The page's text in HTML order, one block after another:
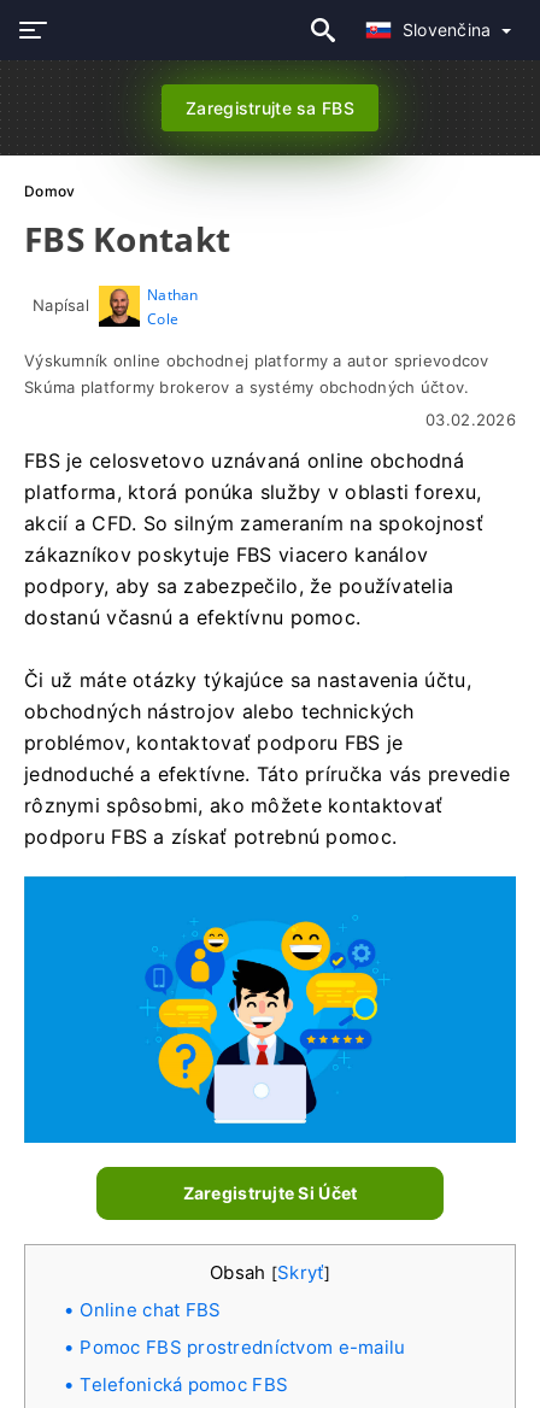
Slovenčina
Zaregistrujte sa FBS
Domov
FBS Kontakt
Napísal
Nathan
Cole
Výskumník online obchodnej platformy a autor sprievodcov
Skúma platformy brokerov a systémy obchodných účtov.
03.02.2026
FBS je celosvetovo uznávaná online obchodná
platforma, ktorá ponúka služby v oblasti forexu,
akcií a CFD. So silným zameraním na spokojnosť
zákazníkov poskytuje FBS viacero kanálov
podpory, aby sa zabezpečilo, že používatelia
dostanú včasnú a efektívnu pomoc.
Či už máte otázky týkajúce sa nastavenia účtu,
obchodných nástrojov alebo technických
problémov, kontaktovať podporu FBS je
jednoduché a efektívne. Táto príručka vás prevedie
rôznymi spôsobmi, ako môžete kontaktovať
podporu FBS a získať potrebnú pomoc.
Zaregistrujte Si Účet
Obsah [Skryť]
Online chat FBS
Pomoc FBS prostredníctvom e-mailu
Telefonická pomoc FBS